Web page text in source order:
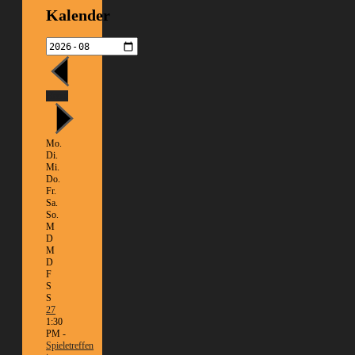
Kalender
Mo.
Di.
Mi.
Do.
Fr.
Sa.
So.
M
D
M
D
F
S
S
27
1:30
PM -
Spieletreffen